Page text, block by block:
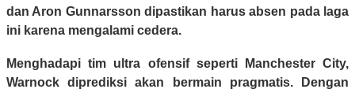
dan Aron Gunnarsson dipastikan harus absen pada laga
ini karena mengalami cedera.
Menghadapi tim ultra ofensif seperti Manchester City,
Warnock diprediksi akan bermain pragmatis. Dengan